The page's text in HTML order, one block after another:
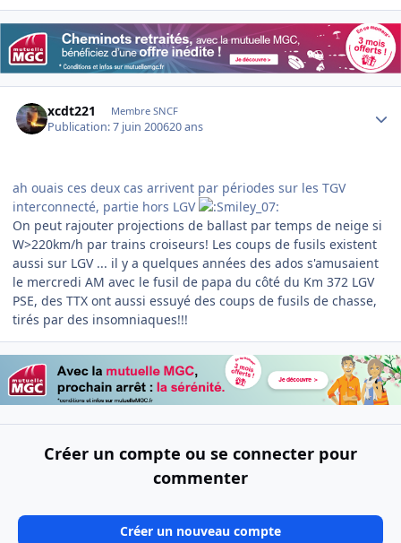
xcdt221 Membre SNCF
Publication:7 juin 200620 ans
ah ouais ces deux cas arrivent par périodes sur les TGV
interconnecté, partie hors LGV
On peut rajouter projections de ballast par temps de neige si
W>220km/h par trains croiseurs! Les coups de fusils existent
aussi sur LGV ... il y a quelques années des ados s'amusaient
le mercredi AM avec le fusil de papa du côté du Km 372 LGV
PSE, des TTX ont aussi essuyé des coups de fusils de chasse,
tirés par des insomniaques!!!
Créer un compte ou se connecter pour
commenter
Créer un nouveau compte